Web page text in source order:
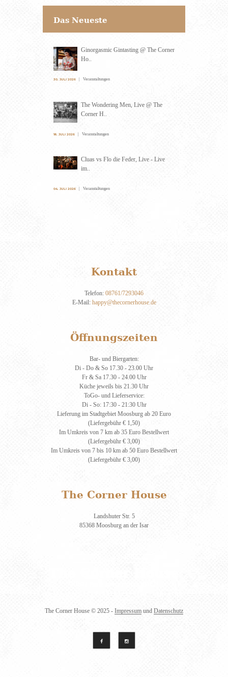
Das Neueste
Ginorgasmic Gintasting @ The Corner
Ho..
30. JULI 2026 Veranstaltungen
The Wondering Men, Live @ The
Corner H..
18. JULI 2026 Veranstaltungen
Cluas vs Flo die Feder, Live - Live
im..
04. JULI 2026 Veranstaltungen
Kontakt
Telefon: 08761/7293046
E-Mail: happy@thecornerhouse.de
Öffnungszeiten
Bar- und Biergarten:
Di - Do & So 17.30 - 23.00 Uhr
Fr & Sa 17.30 - 24.00 Uhr
Küche jeweils bis 21.30 Uhr
ToGo- und Lieferservice:
Di - So: 17:30 - 21:30 Uhr
Lieferung im Stadtgebiet Moosburg ab 20 Euro
(Liefergebühr € 1,50)
Im Umkreis von 7 km ab 35 Euro Bestellwert
(Liefergebühr € 3,00)
Im Umkreis von 7 bis 10 km ab 50 Euro Bestellwert
(Liefergebühr € 3,00)
The Corner House
Landshuter Str. 5
85368 Moosburg an der Isar
The Corner House © 2025 - Impressum und Datenschutz